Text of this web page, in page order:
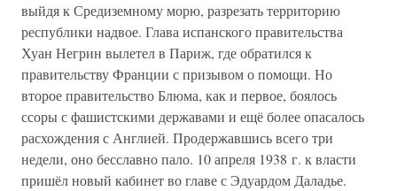
выйдя к Средиземному морю, разрезать территорию
республики надвое. Глава испанского правительства
Хуан Негрин вылетел в Париж, где обратился к
правительству Франции с призывом о помощи. Но
второе правительство Блюма, как и первое, боялось
ссоры с фашистскими державами и ещё более опасалось
расхождения с Англией. Продержавшись всего три
недели, оно бесславно пало. 10 апреля 1938 г. к власти
пришёл новый кабинет во главе с Эдуардом Даладье.